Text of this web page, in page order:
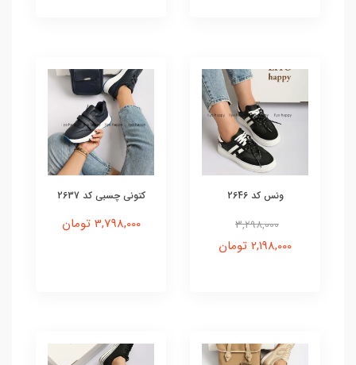
ونس کد 2646
3,298,000
2,198,000 تومان
کتونی چسبی کد 2637
3,798,000 تومان